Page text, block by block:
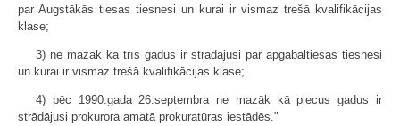
par Augstākās tiesas tiesnesi un kurai ir vismaz trešā kvalifikācijas
klase;
3) ne mazāk kā trīs gadus ir strādājusi par apgabaltiesas tiesnesi
un kurai ir vismaz trešā kvalifikācijas klase;
4) pēc 1990.gada 26.septembra ne mazāk kā piecus gadus ir
strādājusi prokurora amatā prokuratūras iestādēs."